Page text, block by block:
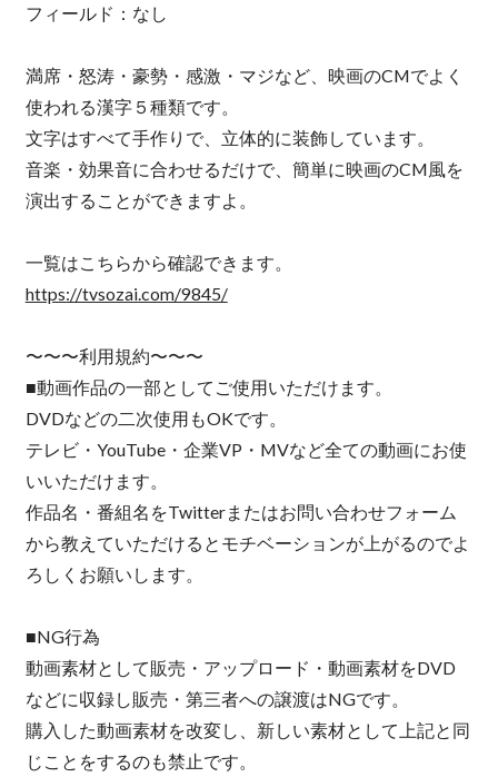
フィールド：なし
満席・怒涛・豪勢・感激・マジなど、映画のCMでよく
使われる漢字５種類です。
文字はすべて手作りで、立体的に装飾しています。
音楽・効果音に合わせるだけで、簡単に映画のCM風を
演出することができますよ。
一覧はこちらから確認できます。
https://tvsozai.com/9845/
〜〜〜利用規約〜〜〜
■動画作品の一部としてご使用いただけます。
DVDなどの二次使用もOKです。
テレビ・YouTube・企業VP・MVなど全ての動画にお使
いいただけます。
作品名・番組名をTwitterまたはお問い合わせフォーム
から教えていただけるとモチベーションが上がるのでよ
ろしくお願いします。
■NG行為
動画素材として販売・アップロード・動画素材をDVD
などに収録し販売・第三者への譲渡はNGです。
購入した動画素材を改変し、新しい素材として上記と同
じことをするのも禁止です。